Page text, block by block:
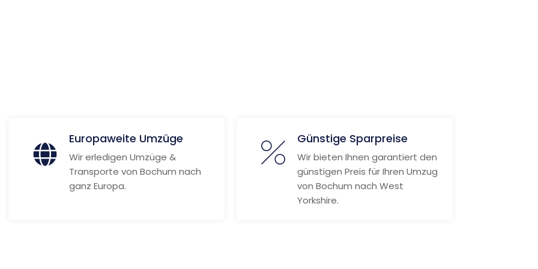
Europaweite Umzüge
Wir erledigen Umzüge &
Transporte von Bochum nach
ganz Europa.
Günstige Sparpreise
Wir bieten Ihnen garantiert den
günstigen Preis für Ihren Umzug
von Bochum nach West
Yorkshire.